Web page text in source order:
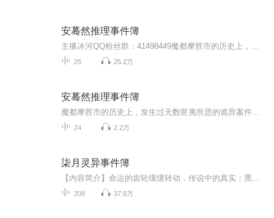
安蓦然推理事件簿
25 25.2万
安蓦然推理事件簿
24 2.2万
柒月灵异事件簿
209 37.9万